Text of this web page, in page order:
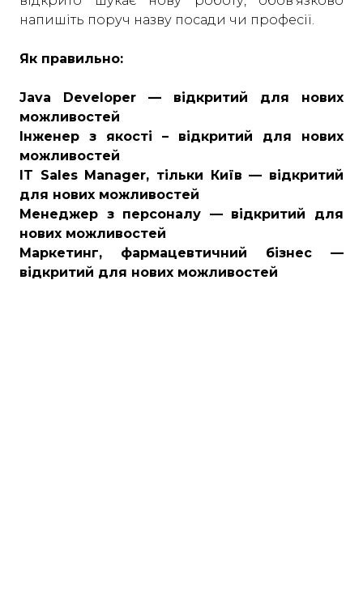
напишіть поруч назву посади чи професії.
Як правильно:
Java Developer — відкритий для нових
можливостей
Інженер з якості – відкритий для нових
можливостей
IT Sales Manager, тільки Київ — відкритий
для нових можливостей
Менеджер з персоналу — відкритий для
нових можливостей
Маркетинг, фармацевтичний бізнес —
відкритий для нових можливостей